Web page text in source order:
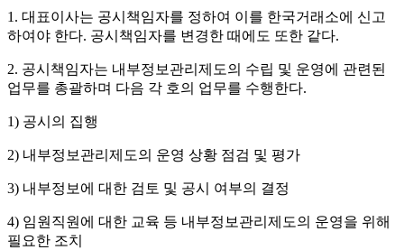
1. 대표이사는 공시책임자를 정하여 이를 한국거래소에 신고
하여야 한다. 공시책임자를 변경한 때에도 또한 같다.
2. 공시책임자는 내부정보관리제도의 수립 및 운영에 관련된
업무를 총괄하며 다음 각 호의 업무를 수행한다.
1) 공시의 집행
2) 내부정보관리제도의 운영 상황 점검 및 평가
3) 내부정보에 대한 검토 및 공시 여부의 결정
4) 임원직원에 대한 교육 등 내부정보관리제도의 운영을 위해
필요한 조치